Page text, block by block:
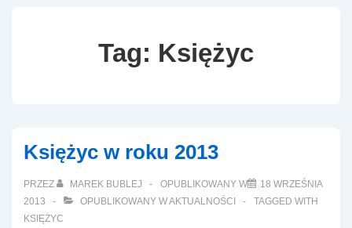
Tag: Księżyc
Księżyc w roku 2013
PRZEZ MAREK BUBLEJ OPUBLIKOWANY W
18 WRZEŚNIA
2013
OPUBLIKOWANY WAKTUALNOŚCI
TAGGED WITH
KSIĘŻYC